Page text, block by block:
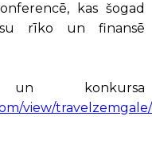
kas šogad
rīko un finansē
un konkursa
view/